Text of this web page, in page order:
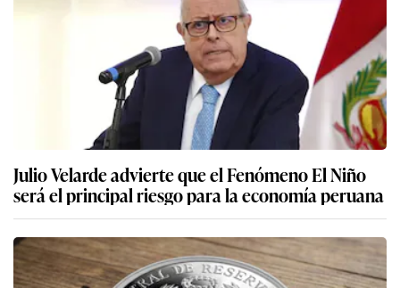
Julio Velarde advierte que el Fenómeno El Niño
será el principal riesgo para la economía peruana